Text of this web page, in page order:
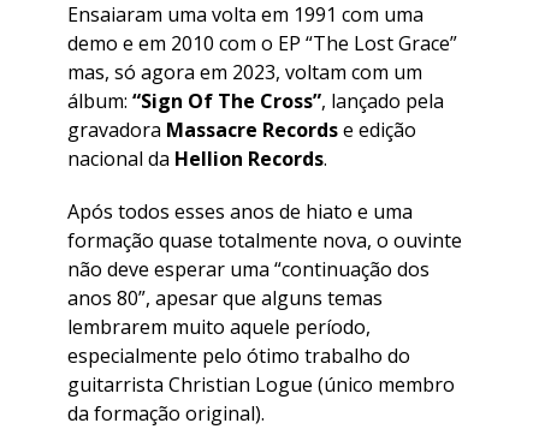
Ensaiaram uma volta em 1991 com uma
demo e em 2010 com o EP “The Lost Grace”
mas, só agora em 2023, voltam com um
álbum: “Sign Of The Cross”, lançado pela
gravadora Massacre Recordse edição
nacional da Hellion Records.
Após todos esses anos de hiato e uma
formação quase totalmente nova, o ouvinte
não deve esperar uma “continuação dos
anos 80”, apesar que alguns temas
lembrarem muito aquele período,
especialmente pelo ótimo trabalho do
guitarrista Christian Logue (único membro
da formação original).